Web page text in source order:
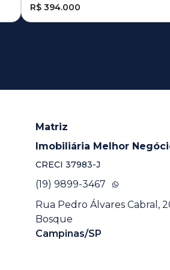
R$ 394.000
Matriz
Imobiliária Melhor
CRECI 37983-J
(19) 9899-3467
Rua Pedro Álvares Cabral,
Bosque
Campinas/SP